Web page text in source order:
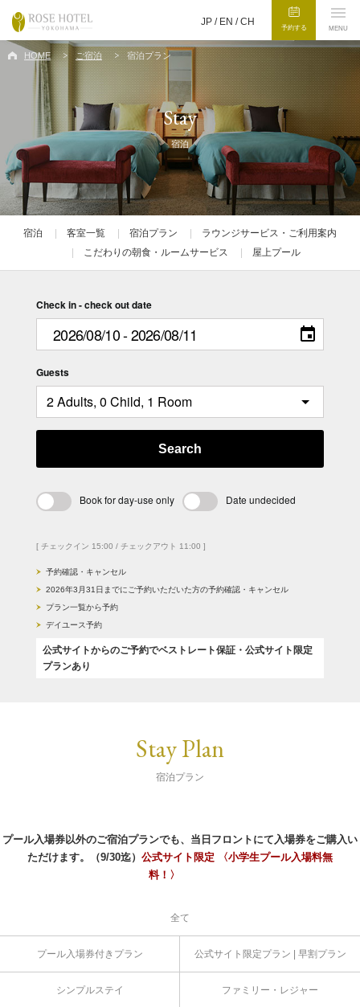
JP / EN /CH
予約する MENU
HOME ご宿泊 宿泊プラン
Stay
宿泊
宿泊 客室一覧 宿泊プラン
ラウンジサービス・ご利用案内
こだわりの朝食・ルームサービス
屋上プール
Check in - check out date
Guests
Search
Book for day-use only Date undecided
[ チェックイン 15:00 / チェックアウト 11:00 ]
予約確認・キャンセル
2026年3月31日までにご予約いただいた方の予約確認・キャンセル
プラン一覧から予約
デイユース予約
公式サイトからのご予約でベストレート保証・公式サイト限定
プランあり
Stay Plan
宿泊プラン
プール入場券以外のご宿泊プランでも、当日フロントにて入場券をご購入い
ただけます。（9/30迄） 公式サイト限定 〈小学生プール入場料無
料！〉
全て
プール入場券付きプラン 公式サイト限定プラン | 早割プラン
シンプルステイ ファミリー・レジャー